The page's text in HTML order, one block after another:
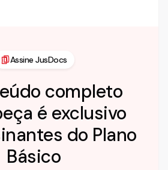
Assine JusDocs
completo
é exclusivo
do Plano
Básico